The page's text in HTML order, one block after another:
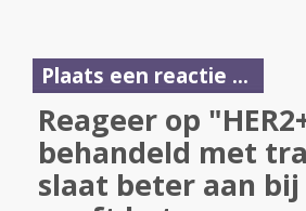
Plaats een reactie ...
Reageer op
behandeld met
slaat beter aan bij